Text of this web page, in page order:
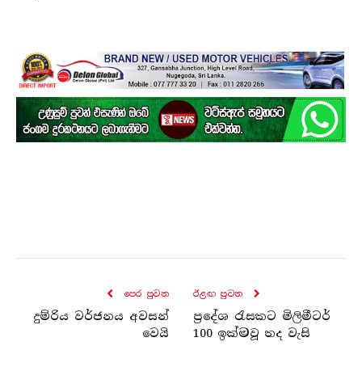
පෙර පුව​ත
දුම්රිය වර්ජනය අවසන්
වෙයි
ඊළඟ පුව​ත
ප්‍රදේශ රැසකට මිලිමීටර්
100 ඉක්මවූ තද වැසි